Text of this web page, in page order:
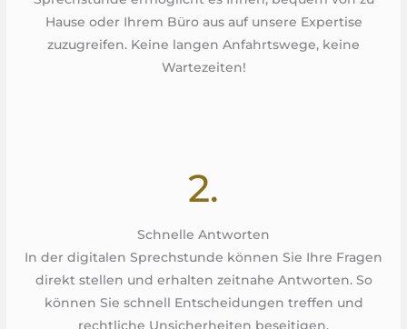
Hause oder Ihrem Büro aus auf unsere Expertise
zuzugreifen. Keine langen Anfahrtswege, keine
Wartezeiten!
2.
Schnelle Antworten
In der digitalen Sprechstunde können Sie Ihre Fragen
direkt stellen und erhalten zeitnahe Antworten. So
können Sie schnell Entscheidungen treffen und
rechtliche Unsicherheiten beseitigen.